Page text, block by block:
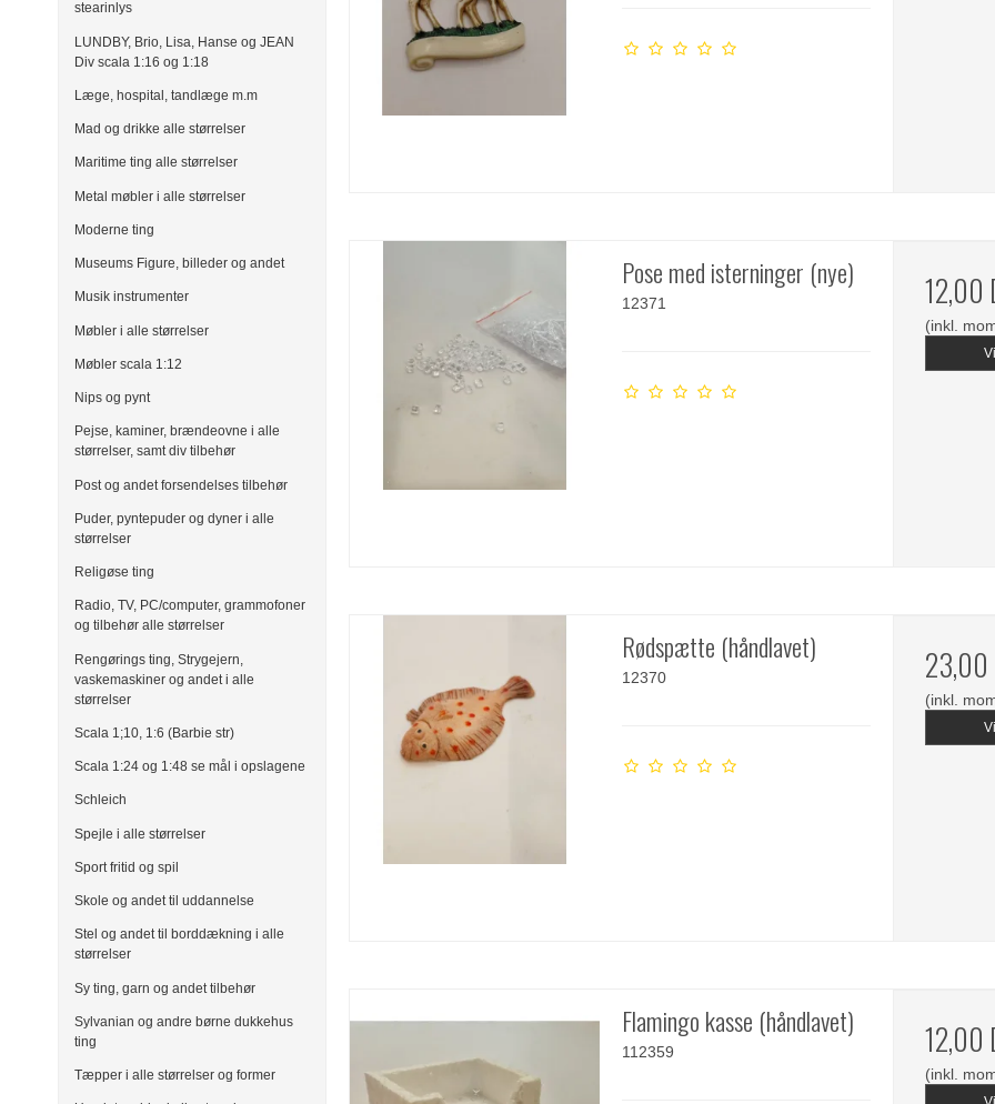
stearinlys
LUNDBY, Brio, Lisa, Hanse og JEAN
Div scala 1:16 og 1:18
Læge, hospital, tandlæge m.m
Mad og drikke alle størrelser
Maritime ting alle størrelser
Metal møbler i alle størrelser
Moderne ting
Museums Figure, billeder og andet
Musik instrumenter
Møbler i alle størrelser
Møbler scala 1:12
Nips og pynt
Pejse, kaminer, brændeovne i alle
størrelser, samt div tilbehør
Post og andet forsendelses tilbehør
Puder, pyntepuder og dyner i alle
størrelser
Religøse ting
Radio, TV, PC/computer, grammofoner
og tilbehør alle størrelser
Rengørings ting, Strygejern,
vaskemaskiner og andet i alle
størrelser
Scala 1;10, 1:6 (Barbie str)
Scala 1:24 og 1:48 se mål i opslagene
Schleich
Spejle i alle størrelser
Sport fritid og spil
Skole og andet til uddannelse
Stel og andet til borddækning i alle
størrelser
Sy ting, garn og andet tilbehør
Sylvanian og andre børne dukkehus
ting
Tæpper i alle størrelser og former
Pose med isterninger (nye)
12371 12,00
(inkl.
Rødspætte (håndlavet)
12370 23,00
(inkl.
Flamingo kasse (håndlavet)
112359 12,00
(inkl.